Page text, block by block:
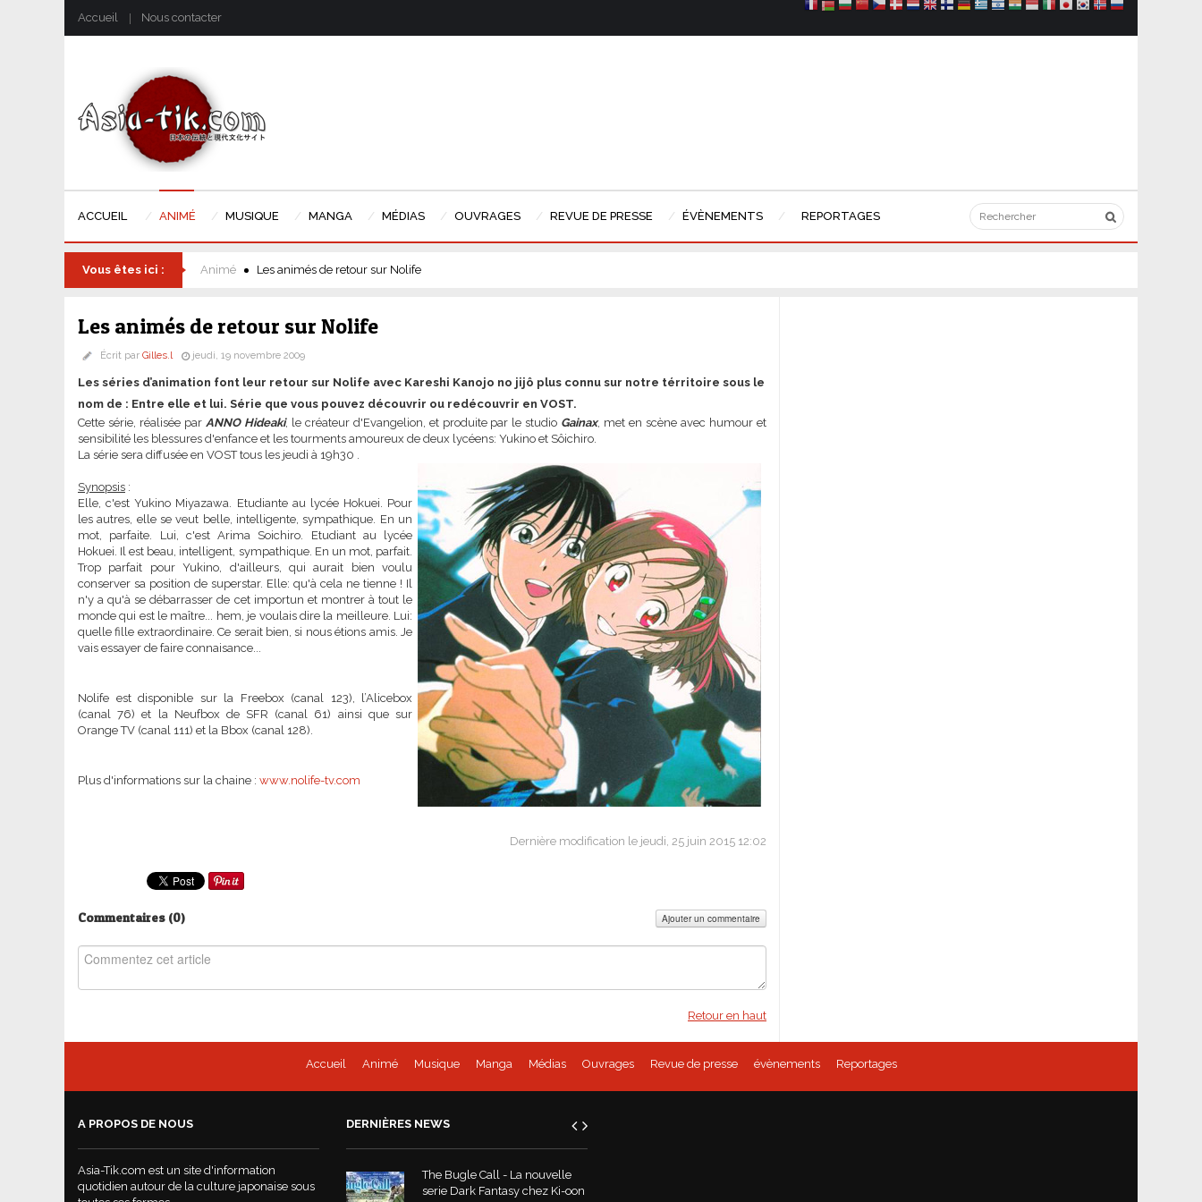
Accueil Nous contacter
ACCUEIL ANIMÉ MUSIQUE MANGA MÉDIAS OUVRAGES REVUE DE PRESSE ÉVÈNEMENTS REPORTAGES
Vous êtes ici : Animé Les animés de retour sur Nolife
Les animés de retour sur Nolife
Écrit par Gilles.l jeudi, 19 novembre 2009
Les séries d’animation font leur retour sur Nolife avec Kareshi Kanojo no jijô plus connu sur notre térritoire sous le
nom de : Entre elle et lui. Série que vous pouvez découvrir ou redécouvrir en VOST.
Cette série, réalisée par ANNO Hideaki, le créateur d'Evangelion, et produite par le studio Gainax, met en scène avec humour et
sensibilité les blessures d'enfance et les tourments amoureux de deux lycéens: Yukino et Sôichiro.
La série sera diffusée en VOST tous les jeudi à 19h30 .
Synopsis :
Elle, c'est Yukino Miyazawa. Etudiante au lycée Hokuei. Pour
les autres, elle se veut belle, intelligente, sympathique. En un
mot, parfaite. Lui, c'est Arima Soichiro. Etudiant au lycée
Hokuei. Il est beau, intelligent, sympathique. En un mot, parfait.
Trop parfait pour Yukino, d'ailleurs, qui aurait bien voulu
conserver sa position de superstar. Elle: qu'à cela ne tienne ! Il
n'y a qu'à se débarrasser de cet importun et montrer à tout le
monde qui est le maître... hem, je voulais dire la meilleure. Lui:
quelle fille extraordinaire. Ce serait bien, si nous étions amis. Je
vais essayer de faire connaisance...
Nolife est disponible sur la Freebox (canal 123), l’Alicebox
(canal 76) et la Neufbox de SFR (canal 61) ainsi que sur
Orange TV (canal 111) et la Bbox (canal 128).
Plus d'informations sur la chaine : www.nolife-tv.com
Dernière modification le jeudi, 25 juin 2015 12:02
Commentaires (0) Ajouter un commentaire
Retour en haut
Accueil Animé Musique Manga Médias Ouvrages Revue de presse évènements Reportages
A PROPOS DE NOUS
Asia-Tik.com est un site d'information
quotidien autour de la culture japonaise sous
DERNIÈRES NEWS
The Bugle Call - La nouvelle
serie Dark Fantasy chez Ki-oon